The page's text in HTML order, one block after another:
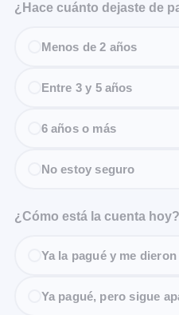
¿Hace cuánto dejaste de
Menos de 2 años
Entre 3 y 5 años
6 años o más
No estoy seguro
¿Cómo está la cuenta hoy?
Ya la pagué y me
Ya pagué, pero sigue